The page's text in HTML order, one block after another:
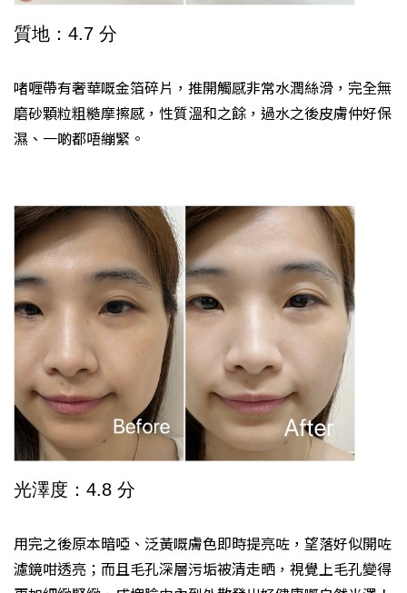
質地：4.7 分
啫喱帶有奢華嘅金箔碎片，推開觸感非常水潤絲滑，完全無
磨砂顆粒粗糙摩擦感，性質溫和之餘，過水之後皮膚仲好保
濕、一啲都唔繃緊。
光澤度：4.8 分
用完之後原本暗啞、泛黃嘅膚色即時提亮咗，望落好似開咗
濾鏡咁透亮；而且毛孔深層污垢被清走晒，視覺上毛孔變得